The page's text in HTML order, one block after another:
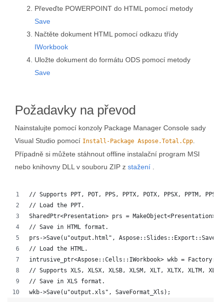
Převeďte POWERPOINT do HTML pomocí metody
Save
Načtěte dokument HTML pomocí odkazu třídy
IWorkbook
Uložte dokument do formátu ODS pomocí metody
Save
Požadavky na převod
Nainstalujte pomocí konzoly Package Manager Console sady
Visual Studio pomocí Install-Package Aspose.Total.Cpp
Případně si můžete stáhnout offline instalační program MSI
nebo knihovny DLL v souboru ZIP z stažení
// Supports PPT, POT, PPS, PPTX, POTX, PPSX, PPTM,
// Load the PPT.
SharedPtr<Presentation> prs =
// Save in HTML format.
prs->Save(u"output.html",
// Load the HTML.
intrusive_ptr<Aspose::Cells::IWorkbook> wkb =
// Supports XLS, XLSX, XLSB, XLSM, XLT, XLTX, XLTM,
// Save in XLS format.
wkb->Save(u"output.xls", SaveFormat_Xls);